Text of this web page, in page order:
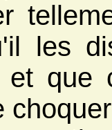
les
et que